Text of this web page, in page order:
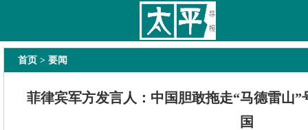
国内 国际 教育
首页 > 要闻
菲律宾军方发言人：中国胆敢拖走“马德雷山
国